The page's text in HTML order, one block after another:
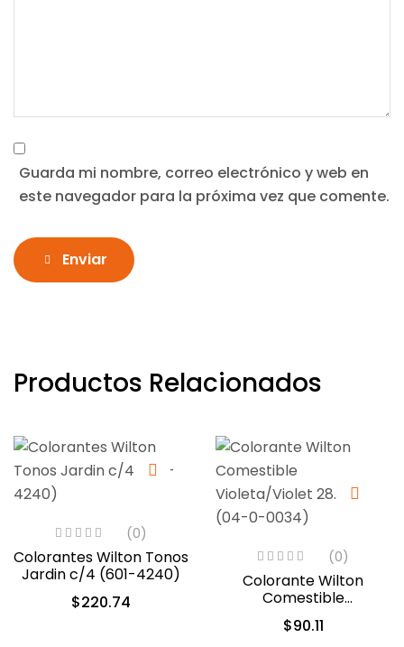
Guarda mi nombre, correo electrónico y web en
este navegador para la próxima vez que comente.
Enviar
Productos Relacionados
(0)
Colorantes Wilton Tonos
Jardin c/4 (601-4240)
$220.74
(0)
Colorante Wilton
Comestible
Violeta/Violet 28.3gr.
(04-0-0034)
$90.11